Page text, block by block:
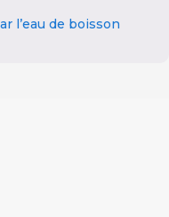
l’eau de boisson